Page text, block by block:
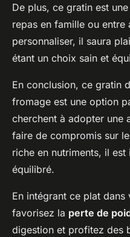
De plus, ce gratin est
repas en famille ou entre
personnaliser, il saura
étant un choix sain et
En conclusion, ce gratin
fromage est une option
cherchent à adopter une
faire de compromis sur
riche en nutriments, il
équilibré.
En intégrant ce plat
favorisez la perte de
digestion et profitez des